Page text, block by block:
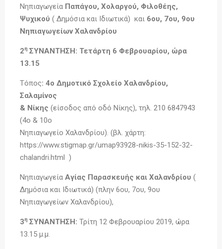
Νηπιαγωγεία Παπάγου, Χολαργού, Φιλοθέης,
Ψυχικού ( Δημόσια και Ιδιωτικά) και 6ου, 7ου, 9ου
Νηπιαγωγείων Χαλανδρίου
2η ΣΥΝΑΝΤΗΣΗ: Τετάρτη 6 Φεβρουαρίου, ώρα
13.15
Τόπος: 4ο Δημοτικό Σχολείο Χαλανδρίου,
Σαλαμίνος
& Νίκης (είσοδος από οδό Νίκης), τηλ. 210 6847943
(4ο & 10ο
Νηπιαγωγείο Χαλανδρίου). (βλ. χάρτη:
https://www.stigmap.gr/umap93928-nikis-35-152-32-
chalandri.html )
Νηπιαγωγεία Αγίας Παρασκευής και Χαλανδρίου (
Δημόσια και Ιδιωτικά) (πλην 6ου, 7ου, 9ου
Νηπιαγωγείων Χαλανδρίου),
3η ΣΥΝΑΝΤΗΣΗ: Τρίτη 12 Φεβρουαρίου 2019, ώρα
13.15 μ.μ.